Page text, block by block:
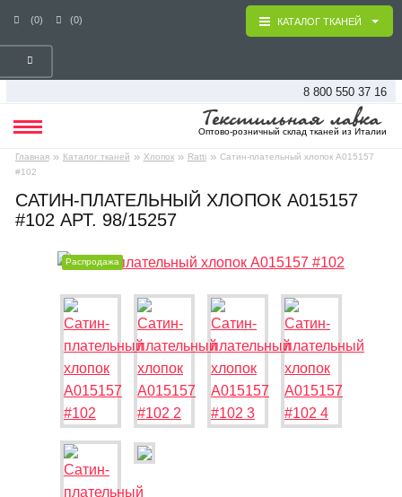
(0) (0)
8 800 550 37 16
Оптово-розничный склад тканей из Италии
Главная » Каталог тканей » Хлопок » Ratti » Сатин-плательный хлопок А015157
#102
КАТАЛОГ ТКАНЕЙ
САТИН-ПЛАТЕЛЬНЫЙ ХЛОПОК А015157
#102 АРТ. 98/15257
Распродажа